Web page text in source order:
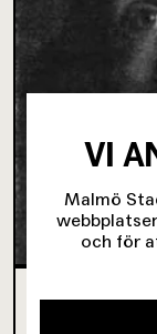
OM TOVE
VI
Malmö
och för